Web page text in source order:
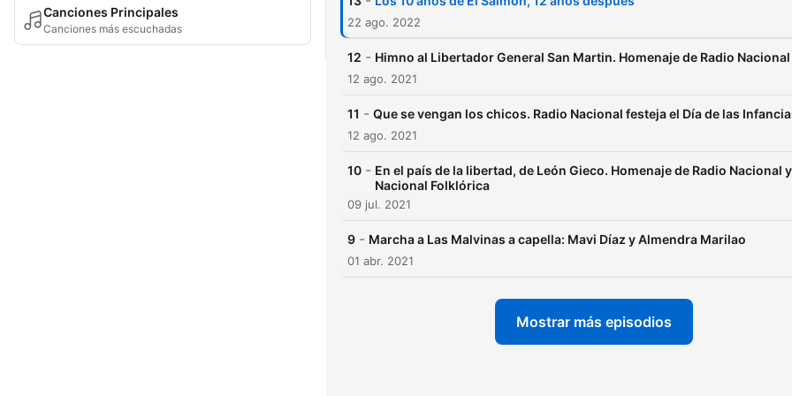
Canciones Principales
Canciones más escuchadas 22 ago. 2022
12 - Himno al Libertador General San Martin. Homenaje de Radio Nacional
12 ago. 2021
11 - Que se vengan los chicos. Radio Nacional festeja el Día de las
12 ago. 2021
10 - En el país de la libertad, de León Gieco. Homenaje de Radio Nacional y
Nacional Folklórica
09 jul. 2021
9 - Marcha a Las Malvinas a capella: Mavi Díaz y Almendra Marilao
01 abr. 2021
Mostrar más episodios